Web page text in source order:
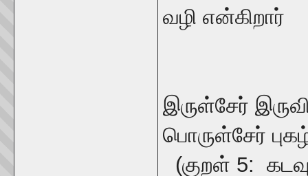
வழி என்கிறார்
இருள்சேர்
பொருள்சேர்
(குறள் 5: